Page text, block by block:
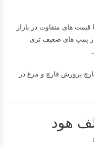
های متفاوت در بازار
از پمپ های ضعیف تری
پرورش قارچ و مرغ در
هود